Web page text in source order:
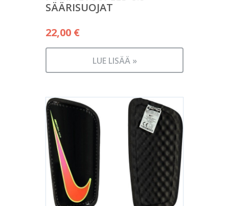
SÄÄRISUOJAT
22,00 €
LUE LISÄÄ »